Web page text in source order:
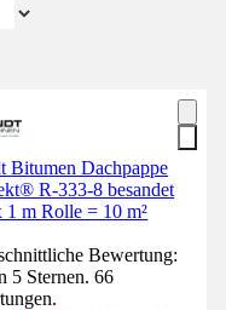
Bitumen Dachpappe
R-333-8 besandet
1 m Rolle = 10 m²
Bewertung:
5 Sternen. 66